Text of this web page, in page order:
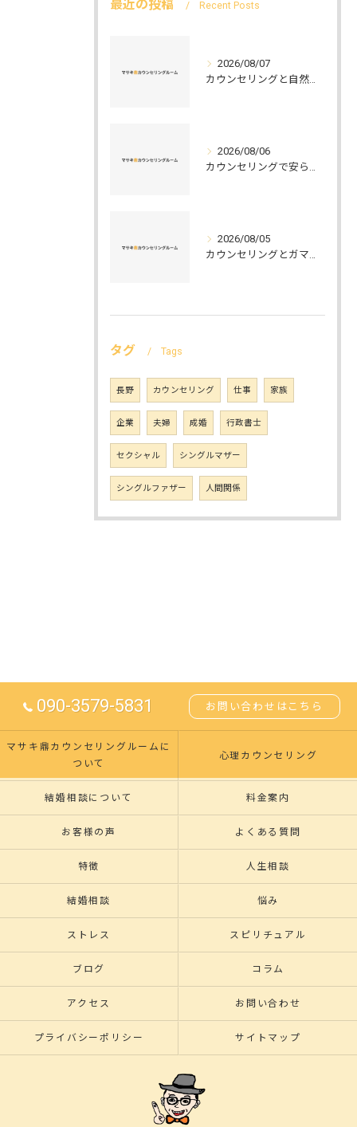
最近の投稿 Recent Posts
2026/08/07
カウンセリングと自然環境がつなぐ実践例と環境カウンセラーの役割を解説
2026/08/06
カウンセリングで安らぐ空間を叶える安心と信頼のつくり方徹底解説
2026/08/05
カウンセリングとガマット選びの正解ガイド安心して相談できるポイントと実例解説
タグ Tags
長野 カウンセリング 仕事 家族
企業 夫婦 成婚 行政書士
セクシャル シングルマザー
シングルファザー 人間関係
090-3579-5831 お問い合わせはこちら
マサキ鼎カウンセリングルームに
ついて
心理カウンセリング
結婚相談について 料金案内
お客様の声 よくある質問
特徴 人生相談
結婚相談 悩み
ストレス スピリチュアル
ブログ コラム
アクセス お問い合わせ
プライバシーポリシー サイトマップ